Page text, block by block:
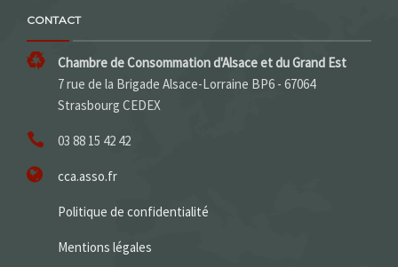
CONTACT
Chambre de Consommation d'Alsace et du Grand Est
7 rue de la Brigade Alsace-Lorraine BP6 - 67064
Strasbourg CEDEX
03 88 15 42 42
cca.asso.fr
Politique de confidentialité
Mentions légales